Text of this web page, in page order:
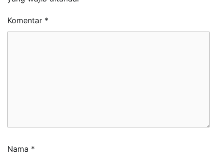
Komentar *
Nama *